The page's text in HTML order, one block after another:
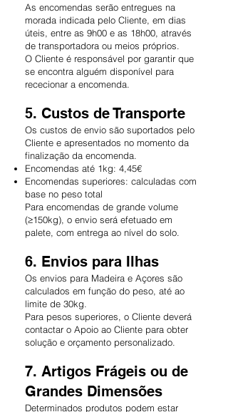
As encomendas serão entregues na
morada indicada pelo Cliente, em dias
úteis, entre as 9h00 e as 18h00, através
de transportadora ou meios próprios.
O Cliente é responsável por garantir que
se encontra alguém disponível para
rececionar a encomenda.
5. Custos de Transporte
Os custos de envio são suportados pelo
Cliente e apresentados no momento da
finalização da encomenda.
Encomendas até 1kg: 4,45€
Encomendas superiores: calculadas com
base no peso total
Para encomendas de grande volume
(≥150kg), o envio será efetuado em
palete, com entrega ao nível do solo.
6. Envios para Ilhas
Os envios para Madeira e Açores são
calculados em função do peso, até ao
limite de 30kg.
Para pesos superiores, o Cliente deverá
contactar o Apoio ao Cliente para obter
solução e orçamento personalizado.
7. Artigos Frágeis ou de
Grandes Dimensões
Determinados produtos podem estar